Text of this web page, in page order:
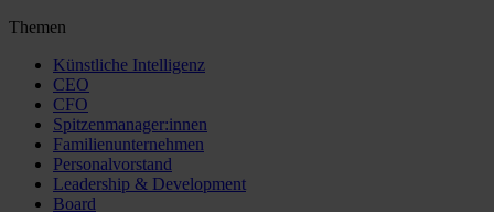
Themen
Künstliche Intelligenz
CEO
CFO
Spitzenmanager:innen
Familienunternehmen
Personalvorstand
Leadership & Development
Board